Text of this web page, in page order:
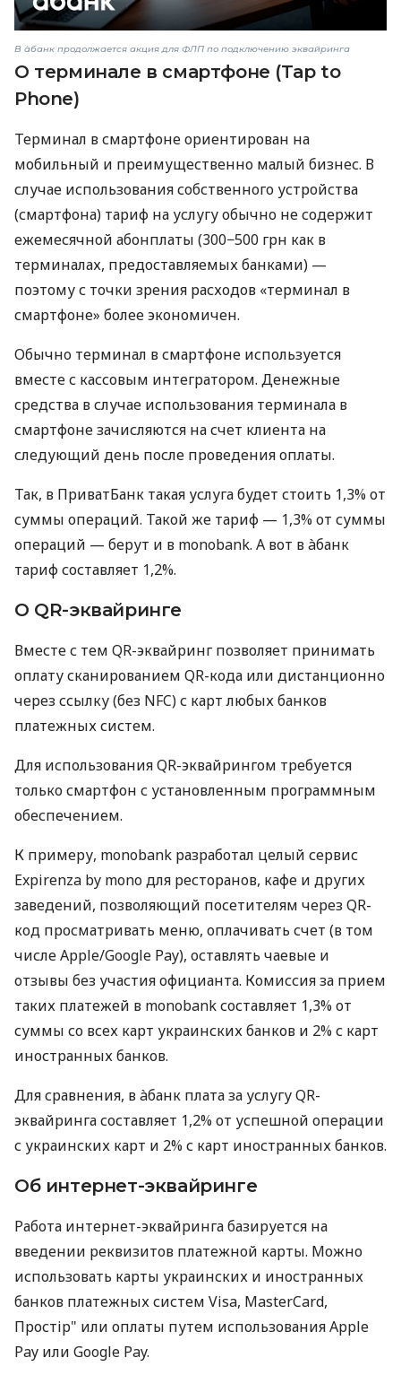
В àбанк продолжается акция для ФЛП по подключению эквайринга
О терминале в смартфоне (Tap to
Phone)
Терминал в смартфоне ориентирован на
мобильный и преимущественно малый бизнес. В
случае использования собственного устройства
(смартфона) тариф на услугу обычно не содержит
ежемесячной абонплаты (300−500 грн как в
терминалах, предоставляемых банками) —
поэтому с точки зрения расходов «терминал в
смартфоне» более экономичен.
Обычно терминал в смартфоне используется
вместе с кассовым интегратором. Денежные
средства в случае использования терминала в
смартфоне зачисляются на счет клиента на
следующий день после проведения оплаты.
Так, в ПриватБанк такая услуга будет стоить 1,3% от
суммы операций. Такой же тариф — 1,3% от суммы
операций — берут и в monobank. А вот в àбанк
тариф составляет 1,2%.
О QR-эквайринге
Вместе с тем QR-эквайринг позволяет принимать
оплату сканированием QR-кода или дистанционно
через ссылку (без NFC) с карт любых банков
платежных систем.
Для использования QR-эквайрингом требуется
только смартфон с установленным программным
обеспечением.
К примеру, monobank разработал целый сервис
Expirenza by mono для ресторанов, кафе и других
заведений, позволяющий посетителям через QR-
код просматривать меню, оплачивать счет (в том
числе Apple/Google Pay), оставлять чаевые и
отзывы без участия официанта. Комиссия за прием
таких платежей в monobank составляет 1,3% от
суммы со всех карт украинских банков и 2% с карт
иностранных банков.
Для сравнения, в àбанк плата за услугу QR-
эквайринга составляет 1,2% от успешной операции
с украинских карт и 2% с карт иностранных банков.
Об интернет-эквайринге
Работа интернет-эквайринга базируется на
введении реквизитов платежной карты. Можно
использовать карты украинских и иностранных
банков платежных систем Visa, MasterCard,
Простір" или оплаты путем использования Apple
Pay или Google Pay.